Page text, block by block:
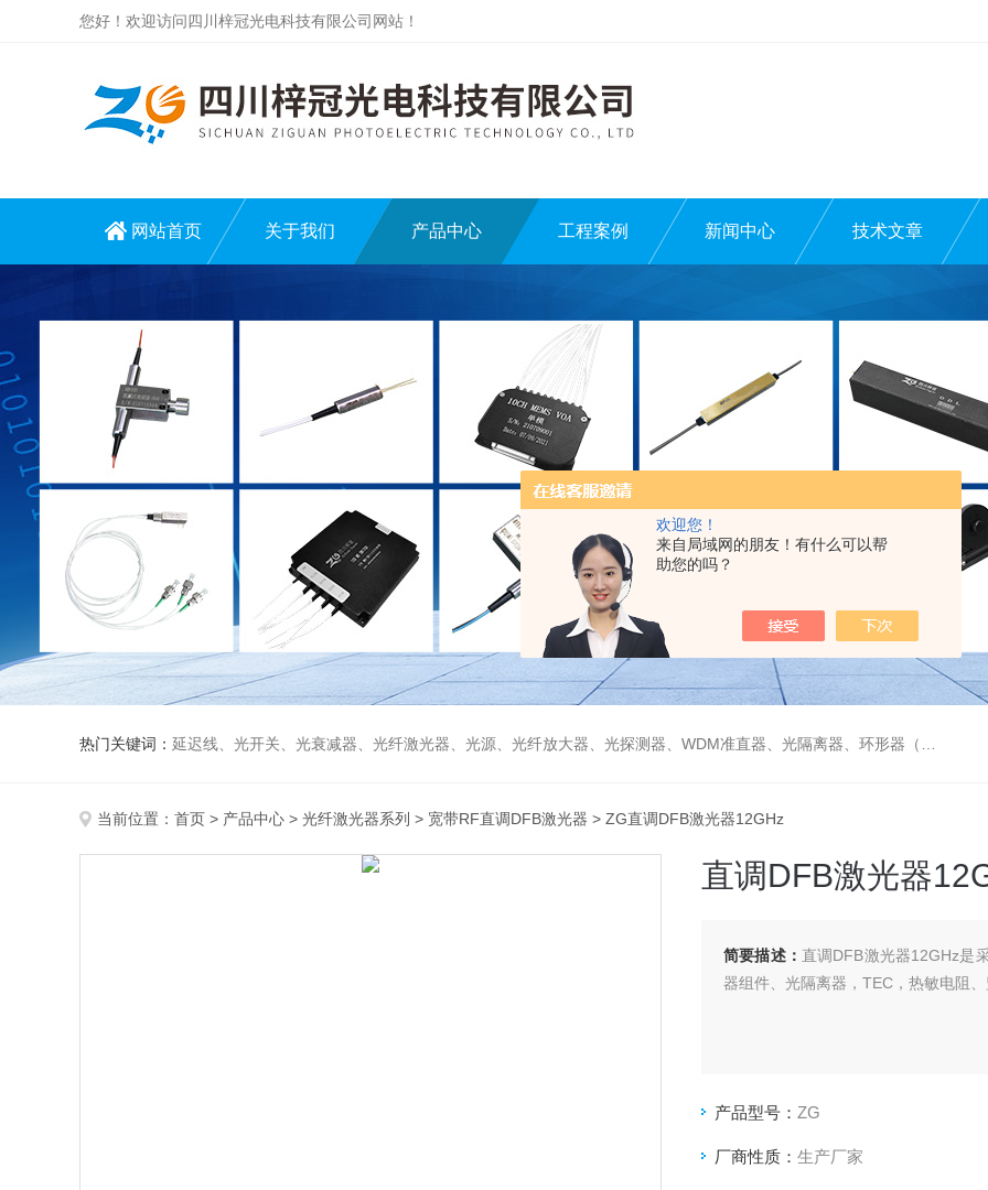
欢迎您！
来自局域网的朋友！有什么可以帮
助您的吗？
您好！欢迎访问四川梓冠光电科技有限公司网站！
网站首页 关于我们 产品中心 工程案例 新闻中心 技术文章
热门关键词： 延迟线、光开关、光衰减器、光纤激光器、光源、光纤放大器、光探测器、WDM准直器、光隔离器、环形器（三端口、四端口）、偏振分束器/合束器、起偏器、耦合器、单纤/双纤准直器、激光准直器、光纤反射镜、光纤旋转器、偏振控制器（三环、挤压式）、光栅、波分复用器（CWDM/DWDM）等
当前位置： 首页 > 产品中心 > 光纤激光器系列 > 宽带RF直调DFB激光器 > ZG直调DFB激光器12GHz
直调DFB激光器
简要描述： 直调DFB激光器12GHz是
器组件、光隔离器，TEC，热敏电阻
产品型号： ZG
厂商性质： 生产厂家